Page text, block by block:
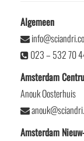
Algemeen
023 – 532 70
Amsterdam
Anouk Oosterhuis
Amsterdam